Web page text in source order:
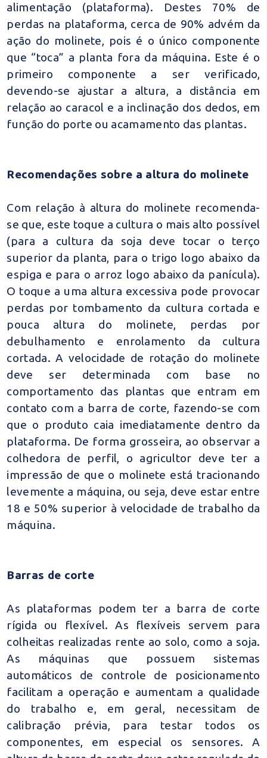
alimentação (plataforma). Destes 70% de
perdas na plataforma, cerca de 90% advém da
ação do molinete, pois é o único componente
que “toca” a planta fora da máquina. Este é o
primeiro componente a ser verificado,
devendo-se ajustar a altura, a distância em
relação ao caracol e a inclinação dos dedos, em
função do porte ou acamamento das plantas.
Recomendações sobre a altura do molinete
Com relação à altura do molinete recomenda-
se que, este toque a cultura o mais alto possível
(para a cultura da soja deve tocar o terço
superior da planta, para o trigo logo abaixo da
espiga e para o arroz logo abaixo da panícula).
O toque a uma altura excessiva pode provocar
perdas por tombamento da cultura cortada e
pouca altura do molinete, perdas por
debulhamento e enrolamento da cultura
cortada. A velocidade de rotação do molinete
deve ser determinada com base no
comportamento das plantas que entram em
contato com a barra de corte, fazendo-se com
que o produto caia imediatamente dentro da
plataforma. De forma grosseira, ao observar a
colhedora de perfil, o agricultor deve ter a
impressão de que o molinete está tracionando
levemente a máquina, ou seja, deve estar entre
18 e 50% superior à velocidade de trabalho da
máquina.
Barras de corte
As plataformas podem ter a barra de corte
rígida ou flexível. As flexíveis servem para
colheitas realizadas rente ao solo, como a soja.
As máquinas que possuem sistemas
automáticos de controle de posicionamento
facilitam a operação e aumentam a qualidade
do trabalho e, em geral, necessitam de
calibração prévia, para testar todos os
componentes, em especial os sensores. A